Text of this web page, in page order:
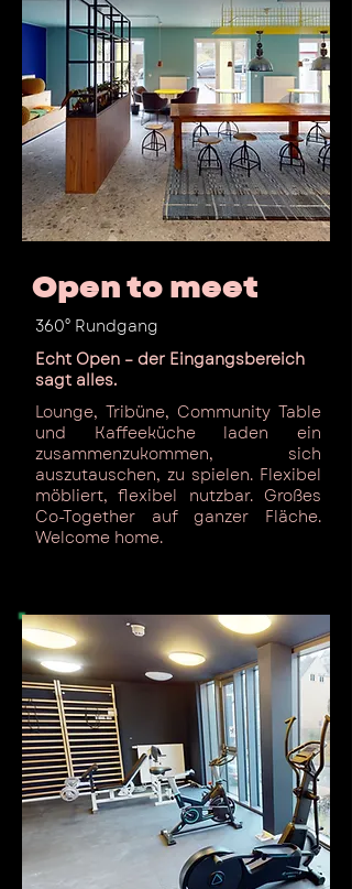
Open to meet
360° Rundgang
Echt Open – der Eingangsbereich
sagt alles.
Lounge, Tribüne, Community Table
und Kaffeeküche laden ein
zusammenzukommen, sich
auszutauschen, zu spielen. Flexibel
möbliert, flexibel nutzbar. Großes
Co-Together auf ganzer Fläche.
Welcome home.